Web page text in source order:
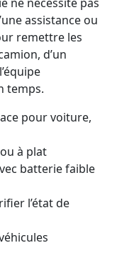
assistance ou
remettre les
d’un
temps.
pour voiture,
à plat
batterie faible
l’état de